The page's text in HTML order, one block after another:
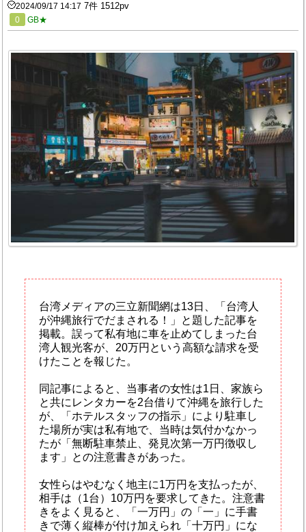
2024/09/17 14:17 7件 1512pv
0 GB★
台湾メディアの三立新聞網は13日、「台湾人
が沖縄旅行でだまされる！」と題した記事を
掲載。誤って私有地に車を止めてしまった台
湾人観光客が、20万円という高額な請求を受
けたことを報じた。
同記事によると、当事者の女性は1日、家族ら
と共にレンタカーを2台借りて沖縄を旅行した
が、「ホテルスタッフの指示」により駐車し
た場所が実は私有地で、当時は気付かなかっ
たが「無断駐車禁止、発見次第一万円徴収し
ます」との注意書きがあった。
女性らはやむなく地主に1万円を支払ったが、
相手は（1台）10万円を要求してきた。注意書
きをよく見ると、「一万円」の「一」に手書
きで薄く縦棒が付け加えられ「十万円」にな